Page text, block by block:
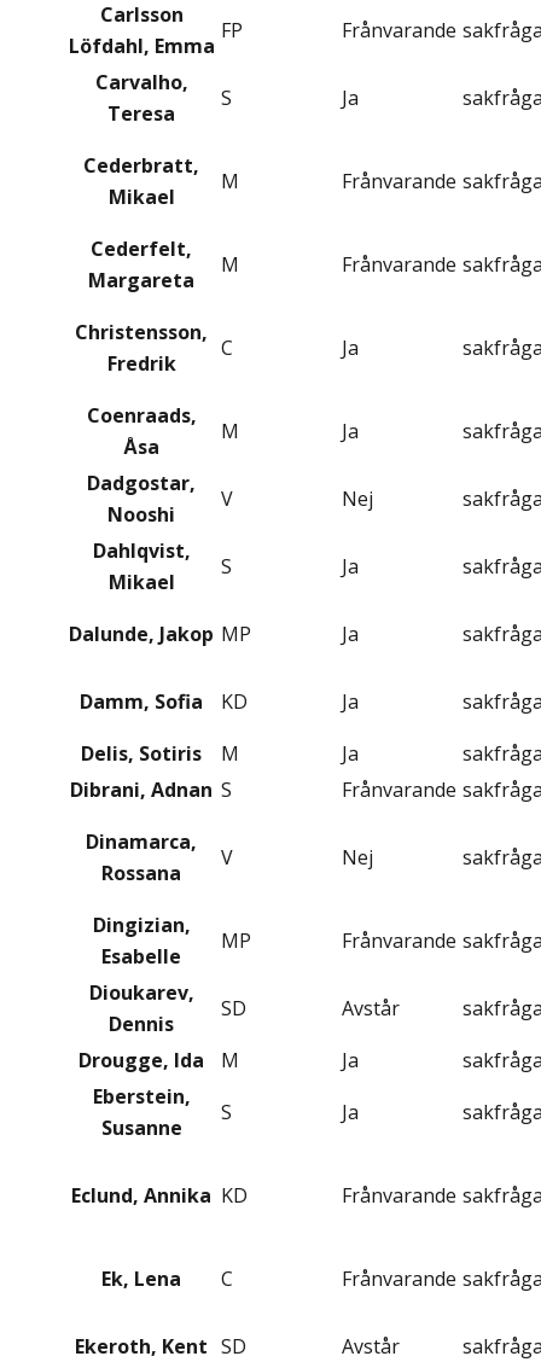
Carlsson
Löfdahl, Emma
FP Frånvarande
Carvalho,
Teresa
S Ja
Cederbratt,
Mikael
M Frånvarande
Cederfelt,
Margareta
M Frånvarande
Christensson,
Fredrik
C Ja
Coenraads,
Åsa
M Ja
Dadgostar,
Nooshi
V Nej
Dahlqvist,
Mikael
S Ja
Dalunde, Jakop MP Ja
Damm, Sofia KD Ja
Delis, Sotiris
M Ja
Dibrani, Adnan S Frånvarande
Dinamarca,
Rossana
V Nej
Dingizian,
Esabelle
MP Frånvarande
Dioukarev,
Dennis
SD Avstår
Drougge, Ida
M Ja
Eberstein,
Susanne
S Ja
Eclund, Annika KD Frånvarande
Ek, Lena C Frånvarande
Ekeroth, Kent SD Avstår